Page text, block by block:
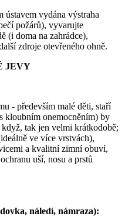
vydána výstraha
požárů), vyvarujte
(i doma na zahrádce),
zdroje otevřeného ohně.
JEVY
- především malé děti, staří
kloubním onemocněním) by
tak jen velmi krátkodobě;
ve více vrstvách),
a kvalitní zimní obuví,
uší, nosu a prstů
náledí, námraza):